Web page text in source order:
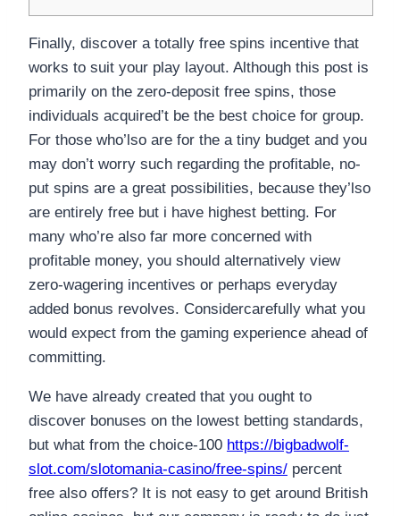
Finally, discover a totally free spins incentive that
works to suit your play layout. Although this post is
primarily on the zero-deposit free spins, those
individuals acquired’t be the best choice for group.
For those who’lso are for the a tiny budget and you
may don’t worry such regarding the profitable, no-
put spins are a great possibilities, because they’lso
are entirely free but i have highest betting. For
many who’re also far more concerned with
profitable money, you should alternatively view
zero-wagering incentives or perhaps everyday
added bonus revolves. Considercarefully what you
would expect from the gaming experience ahead of
committing.
We have already created that you ought to
discover bonuses on the lowest betting standards,
but what from the choice-100 https://bigbadwolf-
slot.com/slotomania-casino/free-spins/ percent
free also offers? It is not easy to get around British